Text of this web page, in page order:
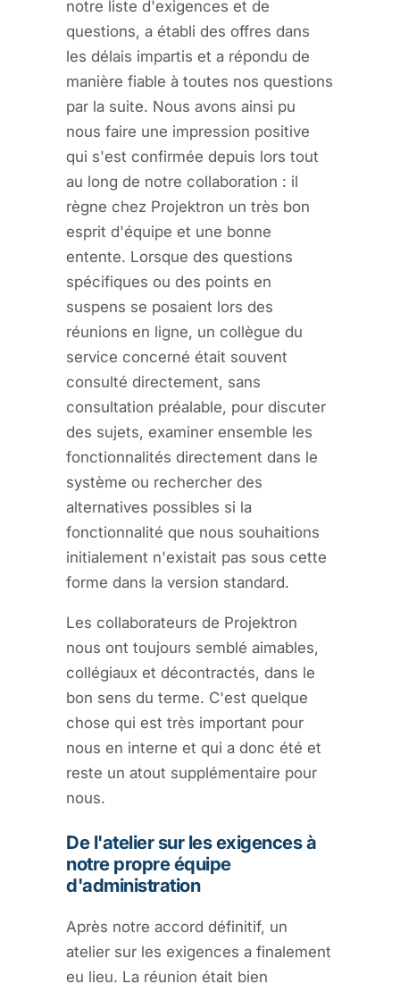
notre liste d'exigences et de
questions, a établi des offres dans
les délais impartis et a répondu de
manière fiable à toutes nos questions
par la suite. Nous avons ainsi pu
nous faire une impression positive
qui s'est confirmée depuis lors tout
au long de notre collaboration : il
règne chez Projektron un très bon
esprit d'équipe et une bonne
entente. Lorsque des questions
spécifiques ou des points en
suspens se posaient lors des
réunions en ligne, un collègue du
service concerné était souvent
consulté directement, sans
consultation préalable, pour discuter
des sujets, examiner ensemble les
fonctionnalités directement dans le
système ou rechercher des
alternatives possibles si la
fonctionnalité que nous souhaitions
initialement n'existait pas sous cette
forme dans la version standard.
Les collaborateurs de Projektron
nous ont toujours semblé aimables,
collégiaux et décontractés, dans le
bon sens du terme. C'est quelque
chose qui est très important pour
nous en interne et qui a donc été et
reste un atout supplémentaire pour
nous.
De l'atelier sur les exigences à
notre propre équipe
d'administration
Après notre accord définitif, un
atelier sur les exigences a finalement
eu lieu. La réunion était bien